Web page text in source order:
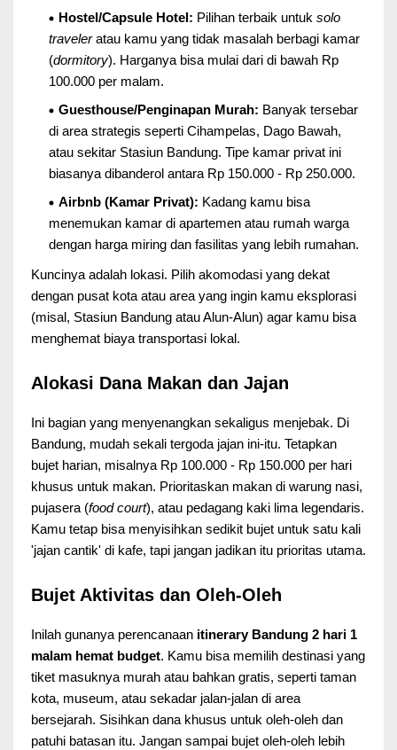
Hostel/Capsule Hotel: Pilihan terbaik untuk solo
traveleratau kamu yang tidak masalah berbagi kamar
(dormitory). Harganya bisa mulai dari di bawah Rp
100.000 per malam.
Guesthouse/Penginapan Murah: Banyak tersebar
di area strategis seperti Cihampelas, Dago Bawah,
atau sekitar Stasiun Bandung. Tipe kamar privat ini
biasanya dibanderol antara Rp 150.000 - Rp 250.000.
Airbnb (Kamar Privat): Kadang kamu bisa
menemukan kamar di apartemen atau rumah warga
dengan harga miring dan fasilitas yang lebih rumahan.
Kuncinya adalah lokasi. Pilih akomodasi yang dekat
dengan pusat kota atau area yang ingin kamu eksplorasi
(misal, Stasiun Bandung atau Alun-Alun) agar kamu bisa
menghemat biaya transportasi lokal.
Alokasi Dana Makan dan Jajan
Ini bagian yang menyenangkan sekaligus menjebak. Di
Bandung, mudah sekali tergoda jajan ini-itu. Tetapkan
bujet harian, misalnya Rp 100.000 - Rp 150.000 per hari
khusus untuk makan. Prioritaskan makan di warung nasi,
pujasera (food court), atau pedagang kaki lima legendaris.
Kamu tetap bisa menyisihkan sedikit bujet untuk satu kali
'jajan cantik' di kafe, tapi jangan jadikan itu prioritas utama.
Bujet Aktivitas dan Oleh-Oleh
Inilah gunanya perencanaan itinerary Bandung 2 hari 1
malam hemat budget. Kamu bisa memilih destinasi yang
tiket masuknya murah atau bahkan gratis, seperti taman
kota, museum, atau sekadar jalan-jalan di area
bersejarah. Sisihkan dana khusus untuk oleh-oleh dan
patuhi batasan itu. Jangan sampai bujet oleh-oleh lebih